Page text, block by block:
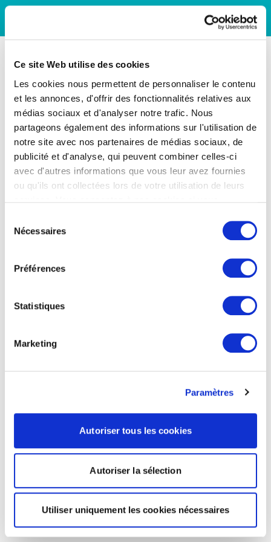
Ce site Web utilise des cookies
Les cookies nous permettent de personnaliser le contenu
et les annonces, d'offrir des fonctionnalités relatives aux
médias sociaux et d'analyser notre trafic. Nous
partageons également des informations sur l'utilisation de
notre site avec nos partenaires de médias sociaux, de
publicité et d'analyse, qui peuvent combiner celles-ci
avec d'autres informations que vous leur avez fournies
ou qu'ils ont collectées lors de votre utilisation de leurs
Nécessaires
Préférences
Statistiques
Marketing
Paramètres
Autoriser tous les cookies
Autoriser la sélection
Utiliser uniquement les cookies nécessaires